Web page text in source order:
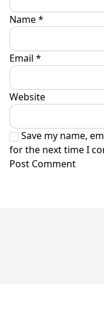
Name*
Email *
Website
Save my name,
for the next time I